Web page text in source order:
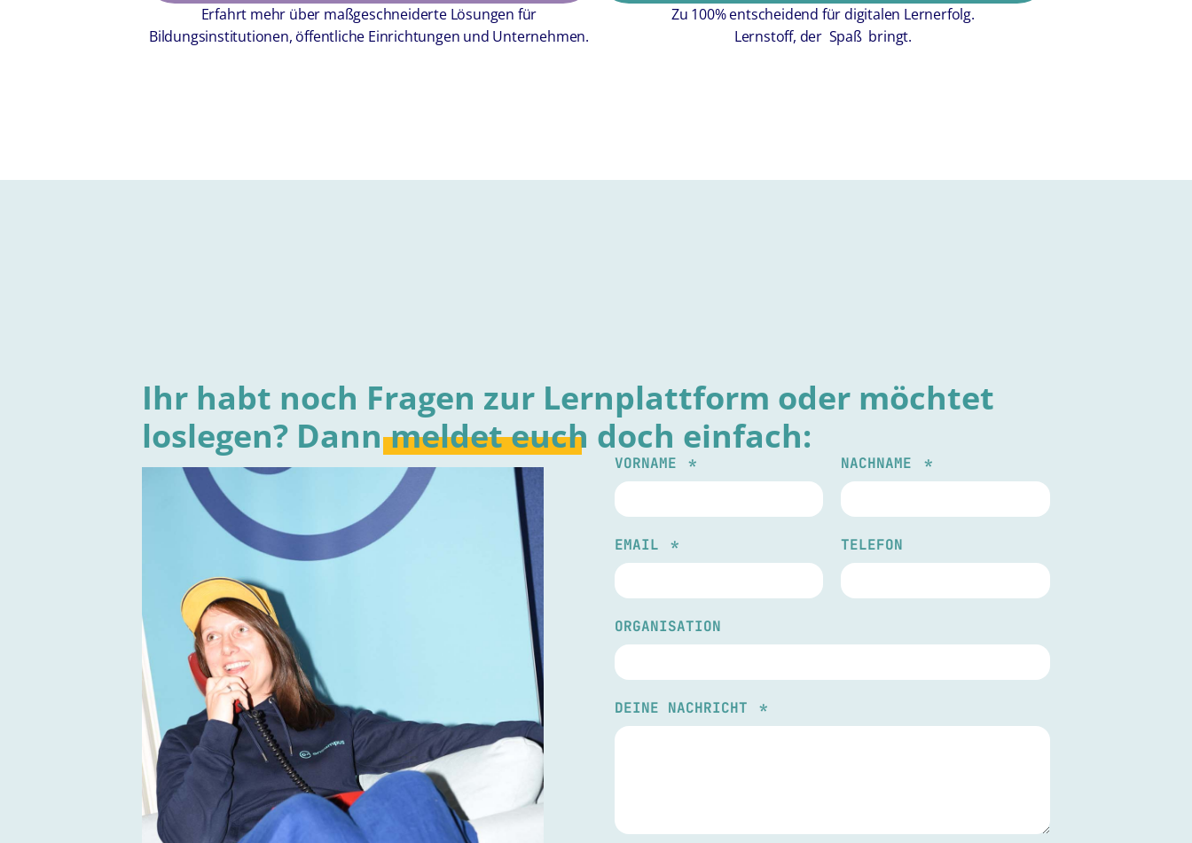
Erfahrt mehr über maßgeschneiderte Lösungen für
Bildungsinstitutionen, öffentliche Einrichtungen und Unternehmen.
Zu 100% entscheidend für digitalen Lernerfolg.
Lernstoff, der Spaß bringt.
Ihr habt noch Fragen zur Lernplattform oder möchtet
loslegen? Dannmeldeteuch doch einfach:
VORNAME NACHNAME
EMAIL TELEFON
ORGANISATION
DEINE NACHRICHT